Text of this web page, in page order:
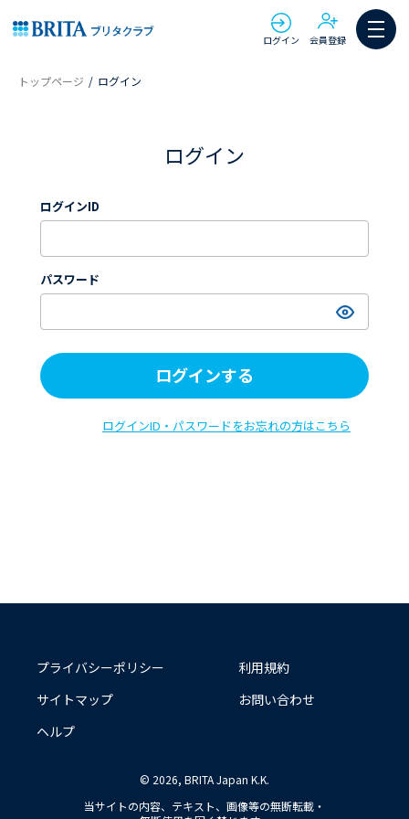
ログイン 会員登録
トップページ ログイン
ログイン
ログインID
パスワード
ログインする
ログインID・パスワードをお忘れの方はこちら
プライバシーポリシー
利用規約
サイトマップ
お問い合わせ
ヘルプ
© 2026, BRITA Japan K.K.
当サイトの内容、テキスト、画像等の無断転載・